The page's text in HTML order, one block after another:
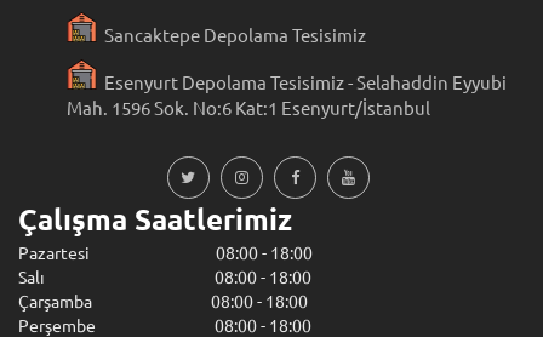
Sancaktepe Depolama Tesisimiz
Esenyurt Depolama Tesisimiz - Selahaddin Eyyubi
Mah. 1596 Sok. No:6 Kat:1 Esenyurt/İstanbul
Çalışma Saatlerimiz
Pazartesi 08:00 - 18:00
Salı 08:00 - 18:00
Çarşamba 08:00 - 18:00
Perşembe 08:00 - 18:00